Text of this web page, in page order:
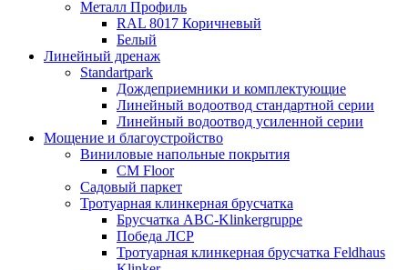
Металл Профиль
RAL 8017 Коричневый
Белый
Линейный дренаж
Standartpark
Дождеприемники и комплектующие
Линейный водоотвод стандартной серии
Линейный водоотвод усиленной серии
Мощение и благоустройство
Виниловые напольные покрытия
CM Floor
Садовый паркет
Тротуарная клинкерная брусчатка
Брусчатка АВС-Klinkergruppe
Победа ЛСР
Тротуарная клинкерная брусчатка Feldhaus